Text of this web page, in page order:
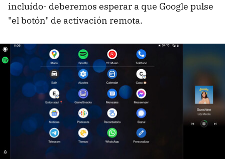
incluído- deberemos esperar a que Google pulse
"el botón" de activación remota.